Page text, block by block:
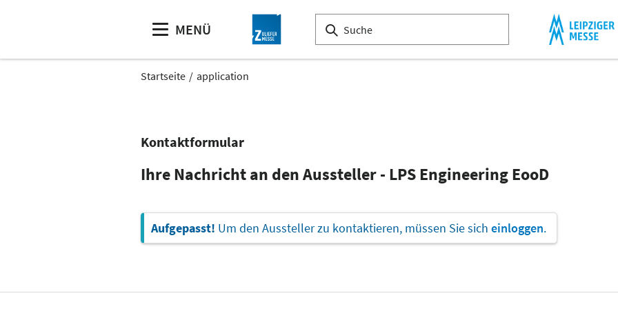
MENÜ
Startseite application
Kontaktformular
Ihre Nachricht an den Aussteller - LPS Engineering EooD
Aufgepasst! Um den Aussteller zu kontaktieren, müssen Sie sich einloggen.